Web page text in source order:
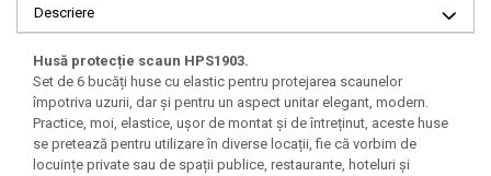
Descriere
Husă protecție scaun HPS1903.
Set de 6 bucăți huse cu elastic pentru protejarea scaunelor
împotriva uzurii, dar și pentru un aspect unitar elegant, modern.
Practice, moi, elastice, ușor de montat și de întreținut, aceste huse
se pretează pentru utilizare în diverse locații, fie că vorbim de
locuințe private sau de spații publice, restaurante, hoteluri și